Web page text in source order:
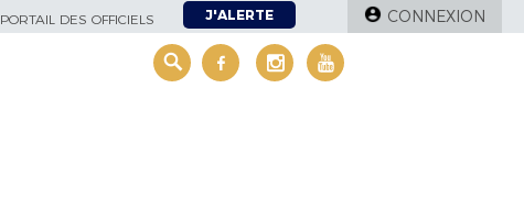
PORTAIL DES OFFICIELS J'ALERTE CONNEXION